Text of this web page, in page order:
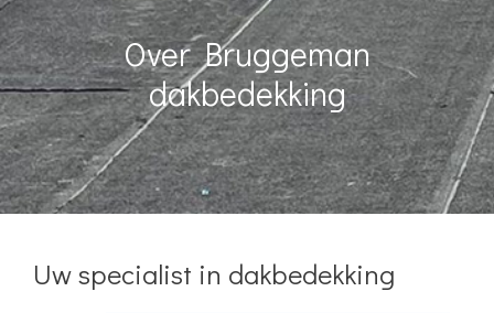
Over Bruggeman
dakbedekking
Uw specialist in dakbedekking